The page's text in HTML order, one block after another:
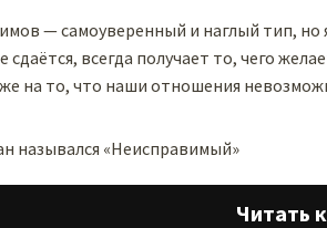
— самоуверенный и наглый тип, но
сдаётся, всегда получает то, чего
на то, что наши отношения
назывался «Неисправимый»
Читать